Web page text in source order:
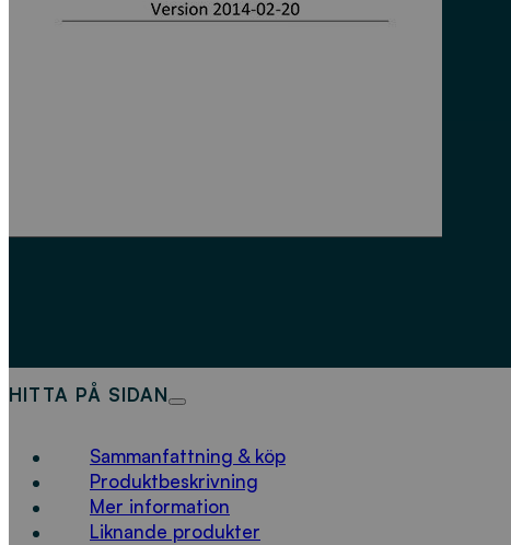
HITTA PÅ SIDAN
Sammanfattning & köp
Produktbeskrivning
Mer information
Liknande produkter